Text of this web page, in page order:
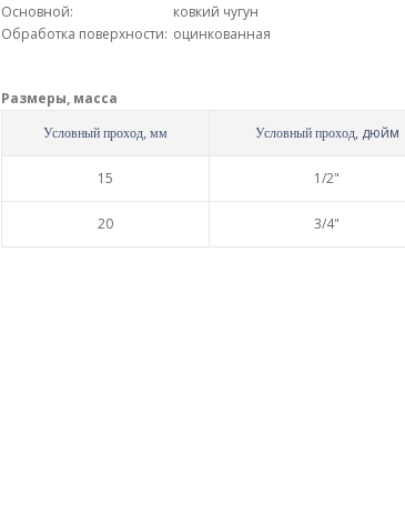
Основной:
ковкий чугун
Обработка поверхности: оцинкованная
Размеры, масса
Условный проход, мм Условный проход, дюйм
15 1/2"
20 3/4"